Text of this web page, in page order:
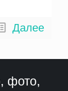
Далее
фото,